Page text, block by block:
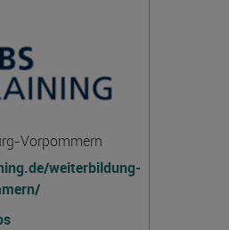
Vorpommern
weiterbildung-